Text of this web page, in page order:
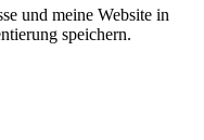
und meine Website in
speichern.